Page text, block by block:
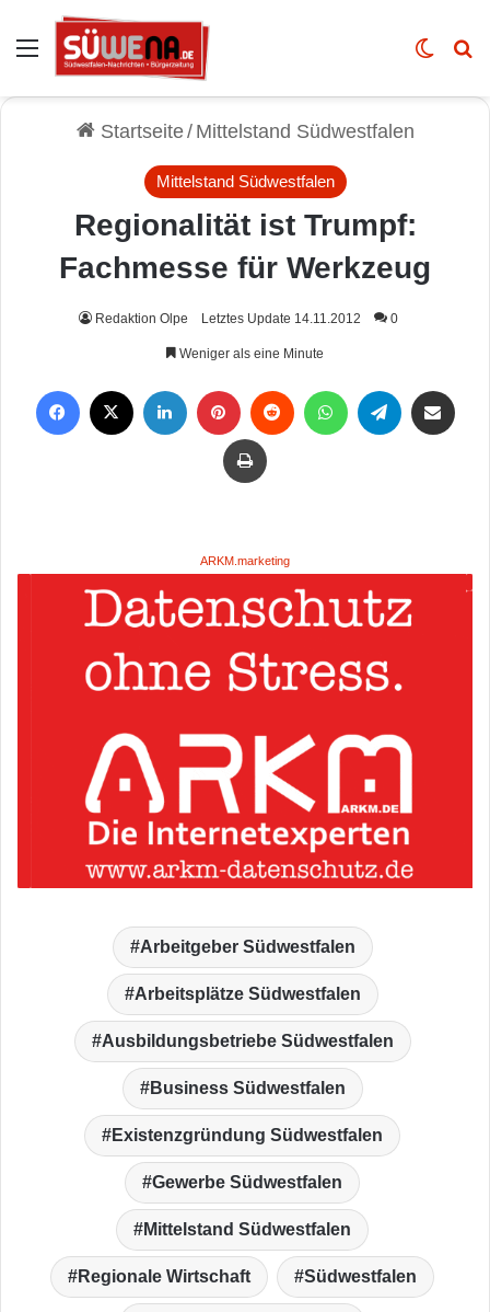
Auswahl Skin
Startseite/ Mittelstand Südwestfalen
Mittelstand Südwestfalen
Regionalität ist Trumpf:
Fachmesse für Werkzeug
Redaktion Olpe Letztes Update 14.11.2012 0
Weniger als eine Minute
Drucken
ARKM.marketing
Arbeitgeber Südwestfalen
Arbeitsplätze Südwestfalen
Ausbildungsbetriebe Südwestfalen
Business Südwestfalen
Existenzgründung Südwestfalen
Gewerbe Südwestfalen
Mittelstand Südwestfalen
Regionale Wirtschaft Südwestfalen